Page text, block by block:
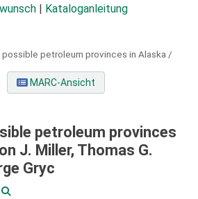
Kataloganleitung
petroleum provinces in Alaska /
MARC-Ansicht
petroleum provinces
J. Miller, Thomas G.
Gryc